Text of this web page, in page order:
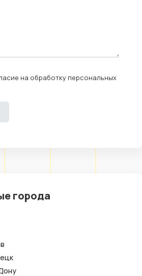
на обработку персональных
города